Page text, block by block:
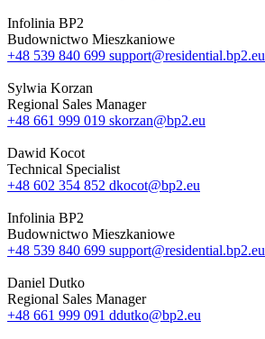
Infolinia BP2
Budownictwo Mieszkaniowe
+48 539 840 699 support@residential.bp2.eu
Sylwia Korzan
Regional Sales Manager
+48 661 999 019 skorzan@bp2.eu
Dawid Kocot
Technical Specialist
+48 602 354 852 dkocot@bp2.eu
Infolinia BP2
Budownictwo Mieszkaniowe
+48 539 840 699 support@residential.bp2.eu
Daniel Dutko
Regional Sales Manager
+48 661 999 091 ddutko@bp2.eu